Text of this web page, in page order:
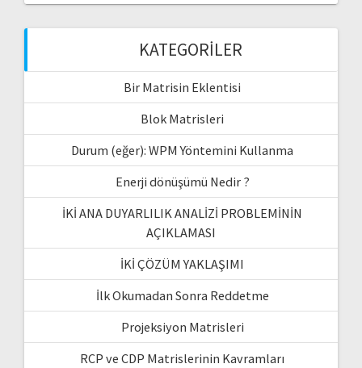
KATEGORILER
Bir Matrisin Eklentisi
Blok Matrisleri
Durum (eğer): WPM Yöntemini Kullanma
Enerji dönüşümü Nedir ?
İKİ ANA DUYARLILIK ANALİZİ PROBLEMİNİN
AÇIKLAMASI
İKİ ÇÖZÜM YAKLAŞIMI
İlk Okumadan Sonra Reddetme
Projeksiyon Matrisleri
RCP ve CDP Matrislerinin Kavramları